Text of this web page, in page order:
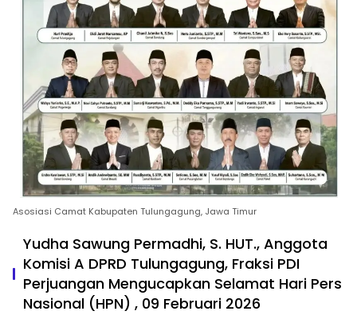
Asosiasi Camat Kabupaten Tulungagung, Jawa Timur
Yudha Sawung Permadhi, S. HUT., Anggota
Komisi A DPRD Tulungagung, Fraksi PDI
Perjuangan Mengucapkan Selamat Hari Pers
Nasional (HPN) , 09 Februari 2026